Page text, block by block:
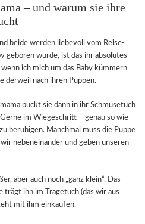
– und warum sie ihre
beide werden liebevoll vom Reise-
geboren wurde, ist das ihr absolutes
ich mich um das Baby kümmern
derweil nach ihren Puppen.
puckt sie dann in ihr Schmusetuch
im Wiegeschritt – genau so wie
beruhigen. Manchmal muss die Puppe
nebeneinander und geben unseren
aber auch noch „ganz klein“. Das
trägt ihn im Tragetuch (das wir aus
mit ihm einkaufen.